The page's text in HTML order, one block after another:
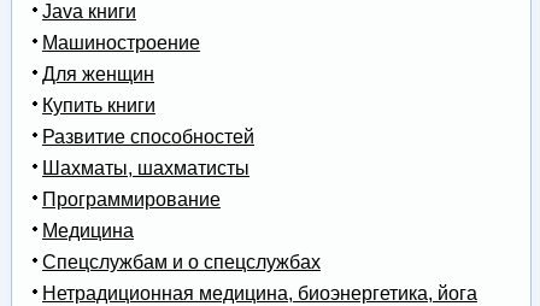
Java книги
Машиностроение
Для женщин
Купить книги
Развитие способностей
Шахматы, шахматисты
Программирование
Медицина
Спецслужбам и о спецслужбах
Нетрадиционная медицина, биоэнергетика, йога